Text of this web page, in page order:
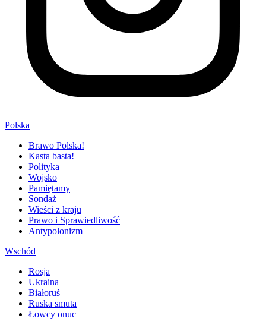
Polska
Brawo Polska!
Kasta basta!
Polityka
Wojsko
Pamiętamy
Sondaż
Wieści z kraju
Prawo i Sprawiedliwość
Antypolonizm
Wschód
Rosja
Ukraina
Białoruś
Ruska smuta
Łowcy onuc